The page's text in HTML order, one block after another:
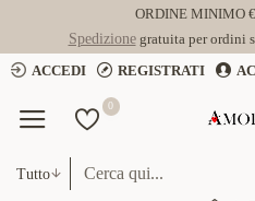
ORDINE MINIMO
Spedizionegratuita per ordini
ACCEDI
REGISTRATI
0
Tutto